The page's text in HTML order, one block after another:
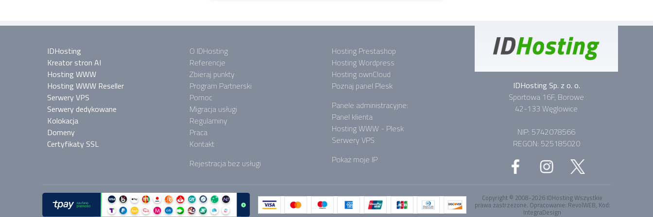
IDHosting Sp. z o. o.
Sportowa 16F, Borowe
42-133 Węglowice
NIP: 5742078566
REGON: 525185020
IDHosting
Kreator stron AI
Hosting WWW
Hosting WWW Reseller
Serwery VPS
Serwery dedykowane
Kolokacja
Domeny
Certyfikaty SSL
O IDHosting
Referencje
Zbieraj punkty
Program Partnerski
Pomoc
Migracja usługi
Regulaminy
Praca
Kontakt
Rejestracja bez usługi
Hosting Prestashop
Hosting Wordpress
Hosting ownCloud
Poznaj panel Plesk
Panele administracyjne:
Panel klienta
Hosting WWW - Plesk
Serwery VPS
Pokaż moje IP
Copyright © 2008-2026 IDHostingWszystkie
prawa zastrzeżone. Opracowanie: RevolWEB, Kod:
IntegraDesign